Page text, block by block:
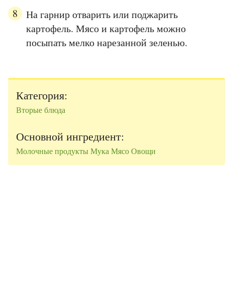
На гарнир отварить или поджарить
картофель. Мясо и картофель можно
посыпать мелко нарезанной зеленью.
Категория:
Вторые блюда
Основной ингредиент:
Молочные продуктыМукаМясоОвощи